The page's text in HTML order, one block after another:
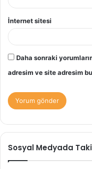
İnternet sitesi
Daha sonraki
adresim ve site adresim
Sosyal Medyada